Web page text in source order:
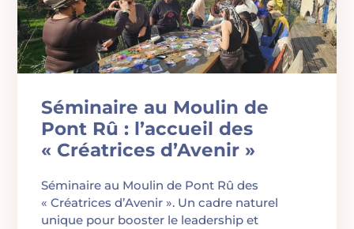
Séminaire au Moulin de
Pont Rû : l’accueil des
« Créatrices d’Avenir »
Séminaire au Moulin de Pont Rû des
« Créatrices d’Avenir ». Un cadre naturel
unique pour booster le leadership et